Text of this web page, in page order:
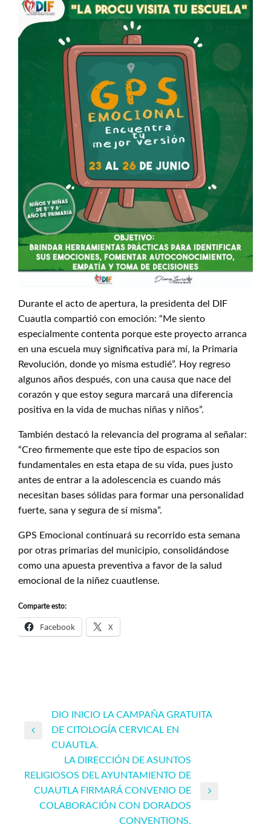
Durante el acto de apertura, la presidenta del DIF
Cuautla compartió con emoción: “Me siento
especialmente contenta porque este proyecto arranca
en una escuela muy significativa para mí, la Primaria
Revolución, donde yo misma estudié”. Hoy regreso
algunos años después, con una causa que nace del
corazón y que estoy segura marcará una diferencia
positiva en la vida de muchas niñas y niños”.
También destacó la relevancia del programa al señalar:
“Creo firmemente que este tipo de espacios son
fundamentales en esta etapa de su vida, pues justo
antes de entrar a la adolescencia es cuando más
necesitan bases sólidas para formar una personalidad
fuerte, sana y segura de sí misma”.
GPS Emocional continuará su recorrido esta semana
por otras primarias del municipio, consolidándose
como una apuesta preventiva a favor de la salud
emocional de la niñez cuautlense.
Comparte esto:
Facebook X
Navegación
de
entradas
DIO INICIO LA CAMPAÑA GRATUITA
DE CITOLOGÍA CERVICAL EN
CUAUTLA.
LA DIRECCIÓN DE ASUNTOS
RELIGIOSOS DEL AYUNTAMIENTO DE
CUAUTLA FIRMARÁ CONVENIO DE
COLABORACIÓN CON DORADOS
CONVENTIONS.